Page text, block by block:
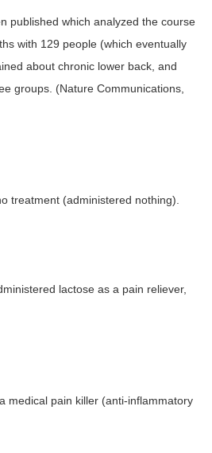
published which analyzed the course
with 129 people (which eventually
about chronic lower back, and
groups. (Nature Communications,
treatment (administered nothing).
lactose as a pain reliever,
medical pain killer (anti-inflammatory